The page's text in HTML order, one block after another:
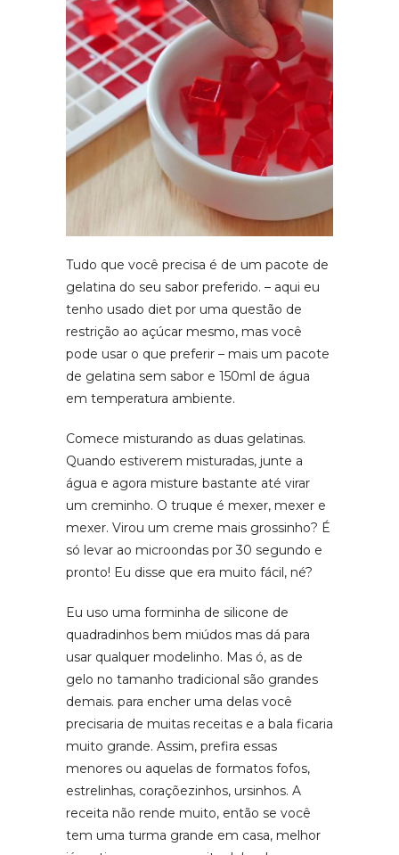
Tudo que você precisa é de um pacote de
gelatina do seu sabor preferido. – aqui eu
tenho usado diet por uma questão de
restrição ao açúcar mesmo, mas você
pode usar o que preferir – mais um pacote
de gelatina sem sabor e 150ml de água
em temperatura ambiente.
Comece misturando as duas gelatinas.
Quando estiverem misturadas, junte a
água e agora misture bastante até virar
um creminho. O truque é mexer, mexer e
mexer. Virou um creme mais grossinho? É
só levar ao microondas por 30 segundo e
pronto! Eu disse que era muito fácil, né?
Eu uso uma forminha de silicone de
quadradinhos bem miúdos mas dá para
usar qualquer modelinho. Mas ó, as de
gelo no tamanho tradicional são grandes
demais. para encher uma delas você
precisaria de muitas receitas e a bala ficaria
muito grande. Assim, prefira essas
menores ou aquelas de formatos fofos,
estrelinhas, coraçõezinhos, ursinhos. A
receita não rende muito, então se você
tem uma turma grande em casa, melhor